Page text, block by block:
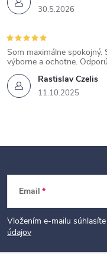
30.5.2026
Rastislav Czelis
11.10.2025
Som maximálne
výborne a ochotne.
Email
Vložením e-mailu
údajov